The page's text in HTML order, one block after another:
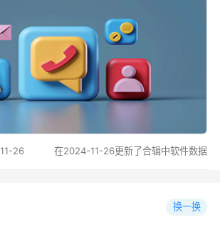
26 在2024-11-26更新了合辑中软件数据
换一换